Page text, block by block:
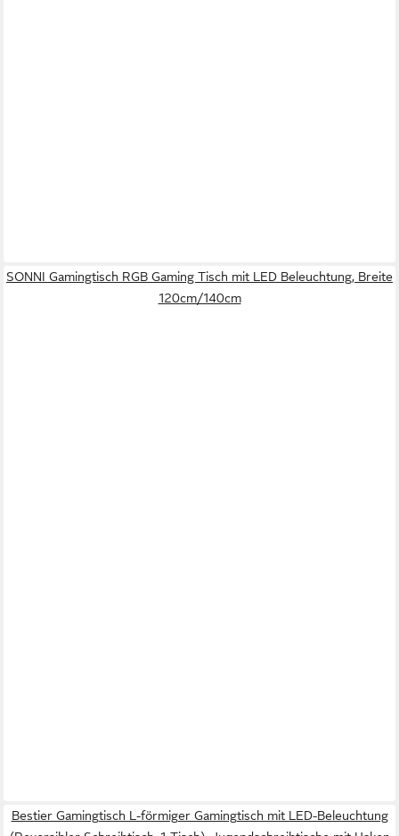
SONNI Gamingtisch RGB Gaming Tisch mit LED Beleuchtung, Breite
120cm/140cm
Bestier Gamingtisch L-förmiger Gamingtisch mit LED-Beleuchtung